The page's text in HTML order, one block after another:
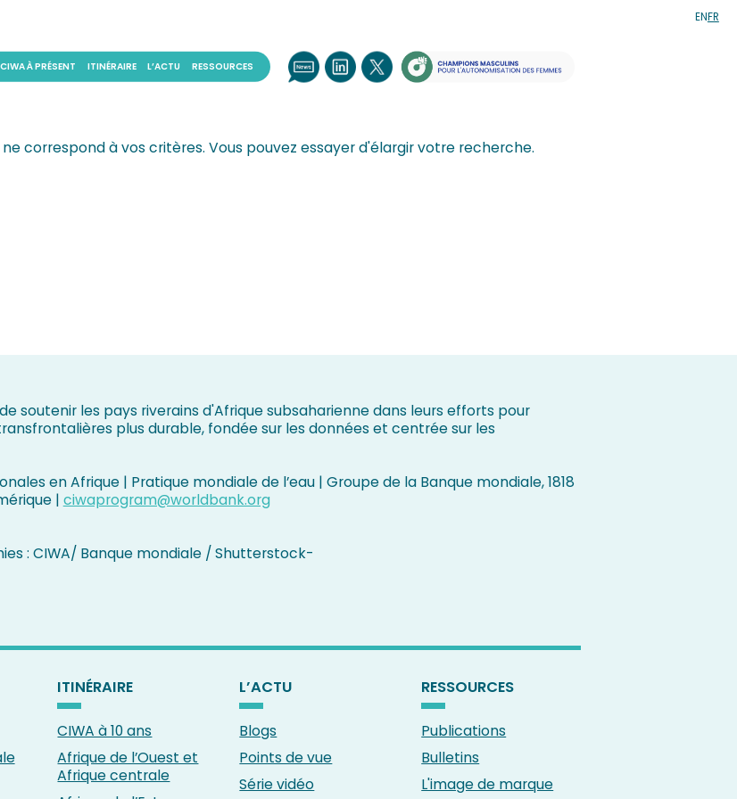
ENFR
CIWA À PRÉSENT ITINÉRAIRE L’ACTU RESSOURCES
correspond à vos critères. Vous pouvez essayer d'élargir votre recherche.
soutenir les pays riverains d'Afrique subsaharienne dans leurs efforts pour
plus durable, fondée sur les données et centrée sur les
en Afrique | Pratique mondiale de l’eau | Groupe de la Banque mondiale, 1818
| ciwaprogram@worldbank.org
: CIWA/ Banque mondiale / Shutterstock-
ITINÉRAIRE
CIWA à 10 ans
Afrique de l’Ouest et
Afrique centrale
L’ACTU
Blogs
Points de vue
Série vidéo
RESSOURCES
Publications
Bulletins
L'image de marque